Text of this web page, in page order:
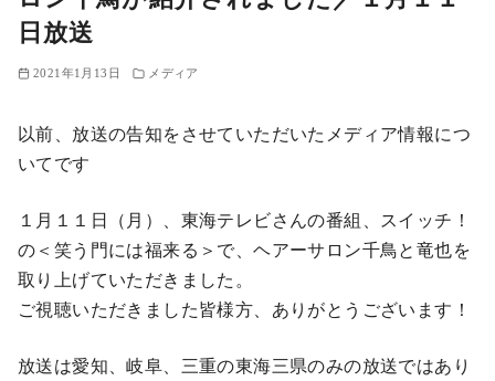
日放送
2021年1月13日 メディア
以前、放送の告知をさせていただいたメディア情報につ
いてです
１月１１日（月）、東海テレビさんの番組、スイッチ！
の＜笑う門には福来る＞で、ヘアーサロン千鳥と竜也を
取り上げていただきました。
ご視聴いただきました皆様方、ありがとうございます！
放送は愛知、岐阜、三重の東海三県のみの放送ではあり